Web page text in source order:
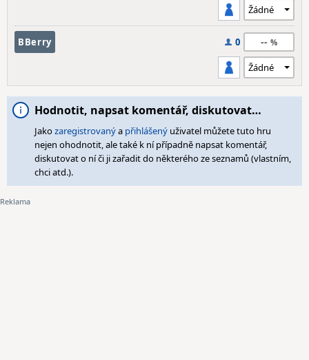
BBerry 0 --
Hodnotit, napsat komentář, diskutovat…
Jakozaregistrovanýa přihlášený uživatel můžete tuto hru
nejen ohodnotit, ale také k ní případně napsat komentář,
diskutovat o ní či ji zařadit do některého ze seznamů (vlastním,
chci atd.).